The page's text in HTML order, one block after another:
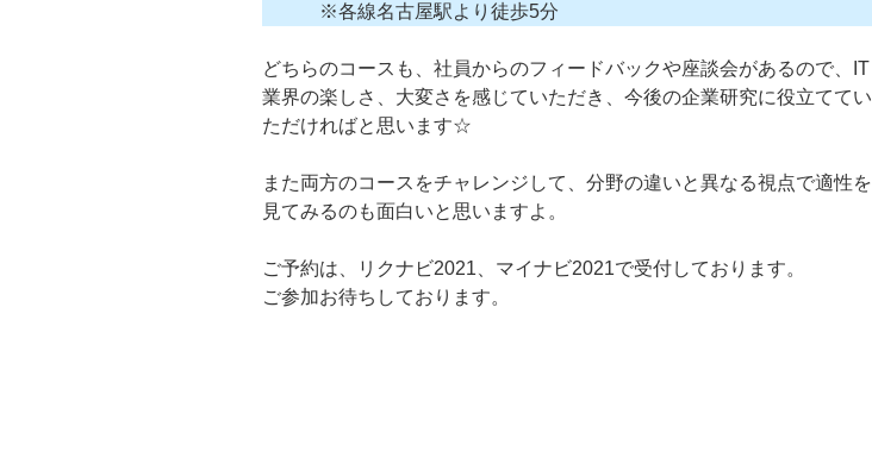
※各線名古屋駅より徒歩5分
どちらのコースも、社員からのフィードバックや座談会があるので、IT
業界の楽しさ、大変さを感じていただき、今後の企業研究に役立ててい
ただければと思います☆
また両方のコースをチャレンジして、分野の違いと異なる視点で適性を
見てみるのも面白いと思いますよ。
ご予約は、リクナビ2021、マイナビ2021で受付しております。
ご参加お待ちしております。